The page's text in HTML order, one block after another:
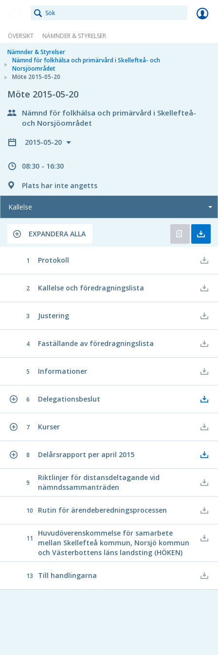
ÖVERSIKT
NÄMNDER & STYRELSER
Nämnder & Styrelser
Nämnd för folkhälsa och primärvård i Skellefteå- och
Norsjöområdet
Möte 2015-05-20
Möte 2015-05-20
Nämnd för folkhälsa och primärvård i Skellefteå-
och Norsjöområdet
2015-05-20
08:30 - 16:30
Plats har inte angetts
Kallelse
EXPANDERA ALLA
1 Protokoll
2 Kallelse och föredragningslista
3 Justering
4 Faställande av föredragningslista
5 Informationer
6 Delegationsbeslut
7 Kurser
8 Delårsrapport per april 2015
9
Riktlinjer för distansdeltagande vid
nämndssammanträden
10 Rutin för ärendeberedningsprocessen
11
Huvudöverenskommelse för samarbete
mellan Skellefteå kommun, Norsjö kommun
och Västerbottens läns landsting (HÖKEN)
13 Till handlingarna